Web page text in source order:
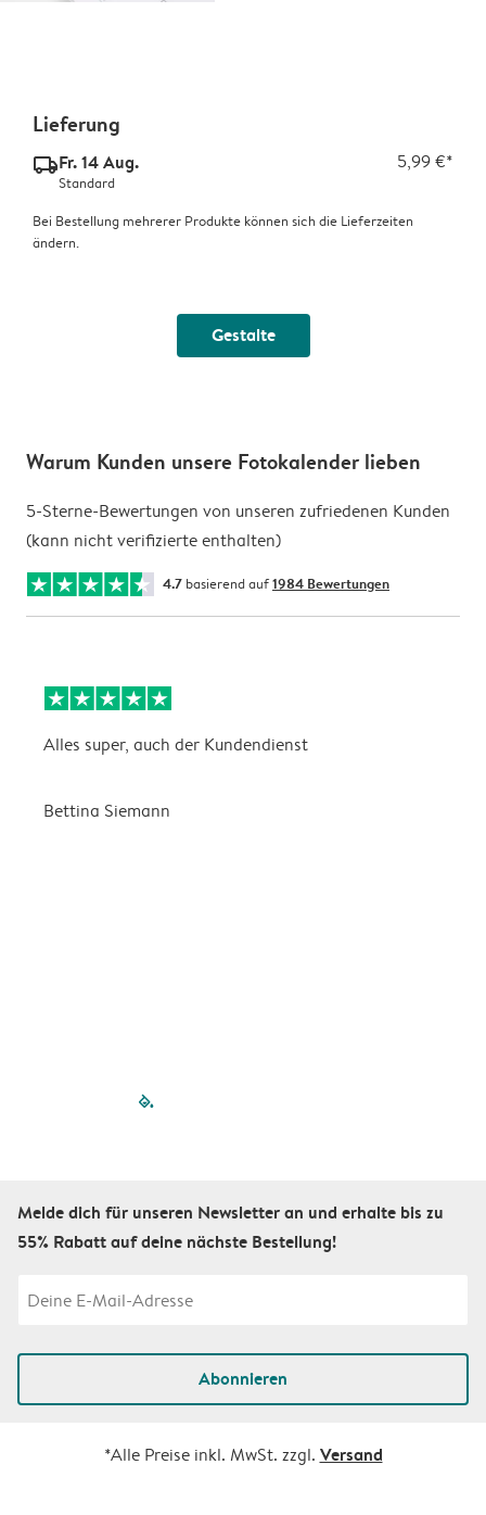
Lieferung
delivery_standard_v2Fr. 14 Aug. 5,99 €*
Standard
Bei Bestellung mehrerer Produkte können sich die Lieferzeiten
ändern.
Gestalte
Warum Kunden unsere Fotokalender lieben
5-Sterne-Bewertungen von unseren zufriedenen Kunden
(kann nicht verifizierte enthalten)
4.7 basierend auf1984 Bewertungen
Alles super, auch der Kundendienst
Bettina Siemann
filled-pagination
Melde dich für unseren Newsletter an und erhalte bis zu
55% Rabatt auf deine nächste Bestellung!
Abonnieren
*Alle Preise inkl. MwSt. zzgl. Versand